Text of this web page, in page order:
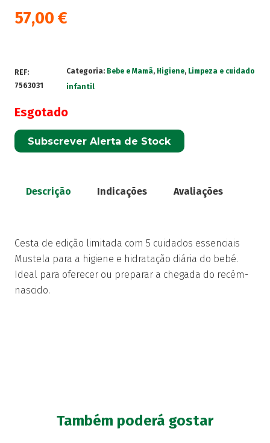
57,00 €
REF:
7563031
Categoria: Bebe e Mamã, Higiene, Limpeza e cuidado
infantil
Esgotado
Subscrever Alerta de Stock
Descrição Indicações Avaliações
Cesta de edição limitada com 5 cuidados essenciais
Mustela para a higiene e hidratação diária do bebé.
Ideal para oferecer ou preparar a chegada do recém-
nascido.
Também poderá gostar